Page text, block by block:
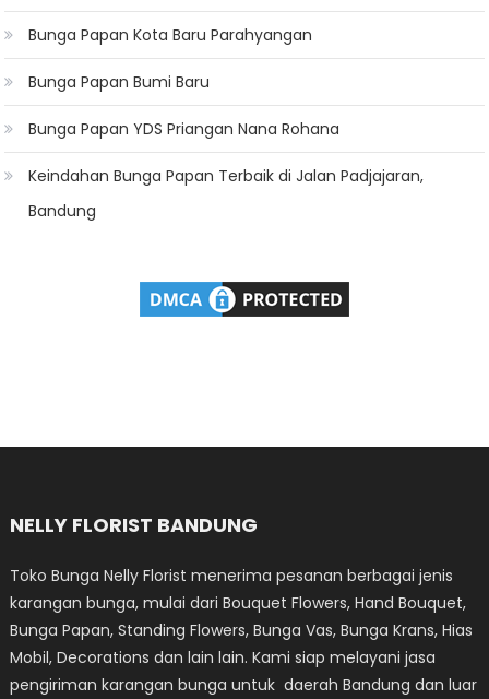
Bunga Papan Kota Baru Parahyangan
Bunga Papan Bumi Baru
Bunga Papan YDS Priangan Nana Rohana
Keindahan Bunga Papan Terbaik di Jalan Padjajaran,
Bandung
NELLY FLORIST BANDUNG
Toko Bunga Nelly Florist menerima pesanan berbagai jenis
karangan bunga, mulai dari Bouquet Flowers, Hand Bouquet,
Bunga Papan, Standing Flowers, Bunga Vas, Bunga Krans, Hias
Mobil, Decorations dan lain lain. Kami siap melayani jasa
pengiriman karangan bunga untuk daerah Bandung dan luar